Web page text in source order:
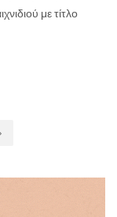
με τίτλο